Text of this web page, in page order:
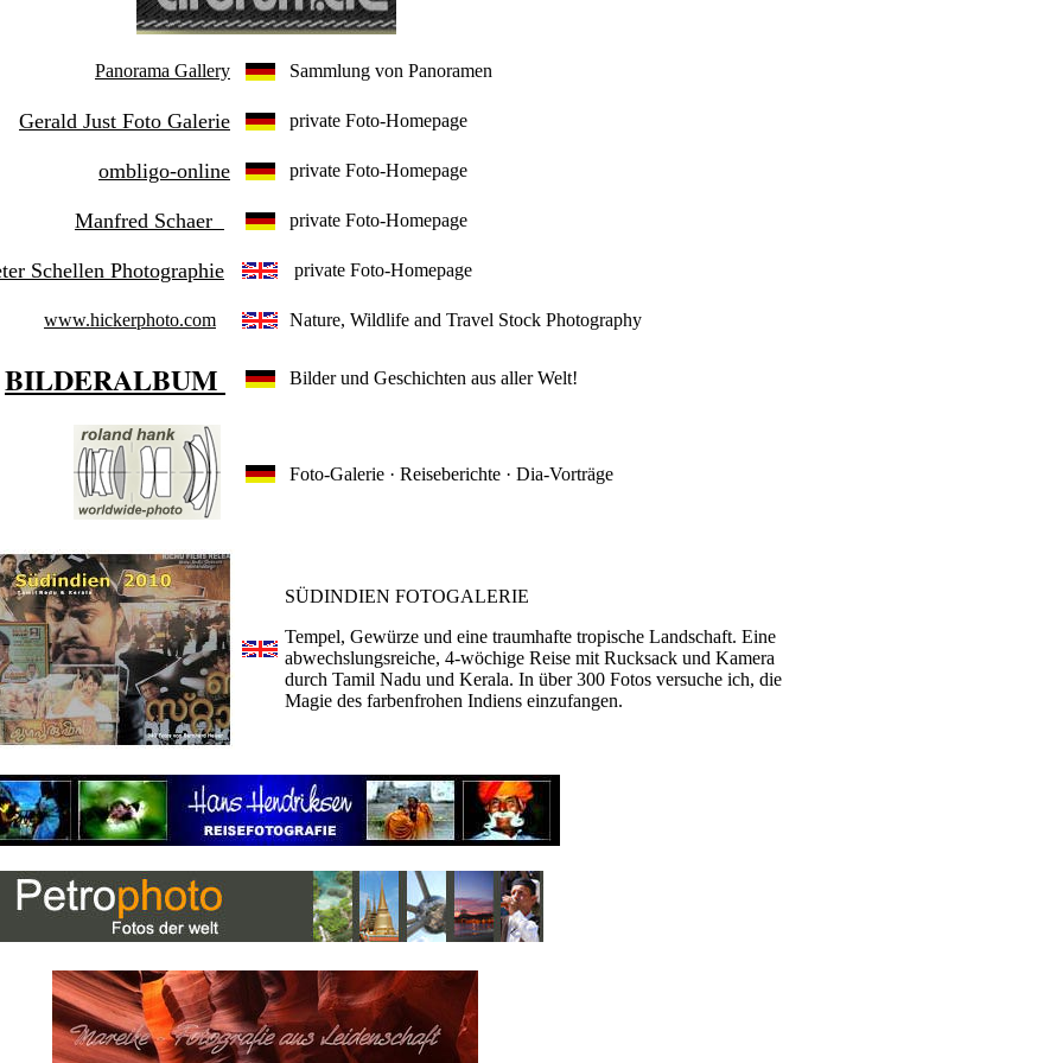
Panorama Gallery Sammlung von Panoramen
Gerald Just Foto Galerie private Foto-Homepage
ombligo-online private Foto-Homepage
Manfred Schaer private Foto-Homepage
Schellen Photographie private Foto-Homepage
www.hickerphoto.com Nature, Wildlife and Travel Stock Photography
BILDERALBUM Bilder und Geschichten aus aller Welt!
Foto-Galerie · Reiseberichte · Dia-Vorträge
SÜDINDIEN FOTOGALERIE
Tempel, Gewürze und eine traumhafte tropische Landschaft. Eine
abwechslungsreiche, 4-wöchige Reise mit Rucksack und Kamera
durch Tamil Nadu und Kerala. In über 300 Fotos versuche ich, die
Magie des farbenfrohen Indiens einzufangen.